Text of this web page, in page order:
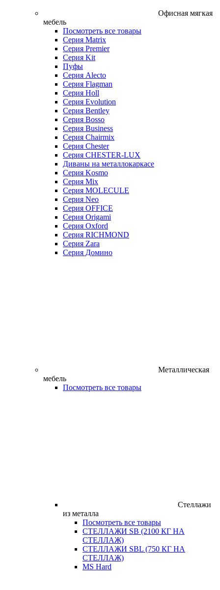
Офисная мягкая
мебель
Посмотреть все товары
Серия Matrix
Серия Premier
Серия Kit
Пуфы
Серия Alecto
Серия Flagman
Серия Holl
Серия Evolution
Серия Bentley
Серия Bosso
Серия Business
Серия Chairmix
Серия Chester
Серия CHESTER-LUX
Диваны на металлокаркасе
Серия Kosmo
Серия Mix
Серия MOLECULE
Серия Neo
Серия OFFICE
Серия Origami
Серия Oxford
Серия RICHMOND
Серия Zara
Серия Домино
Металлическая
мебель
Посмотреть все товары
Стеллажи
из металла
Посмотреть все товары
СТЕЛЛАЖИ SB (2100 КГ НА
СТЕЛЛАЖ)
СТЕЛЛАЖИ SBL (750 КГ НА
СТЕЛЛАЖ)
MS Hard